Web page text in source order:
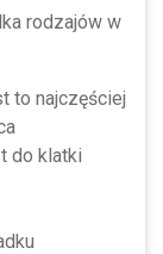
rodzajów w
to najczęściej
do klatki